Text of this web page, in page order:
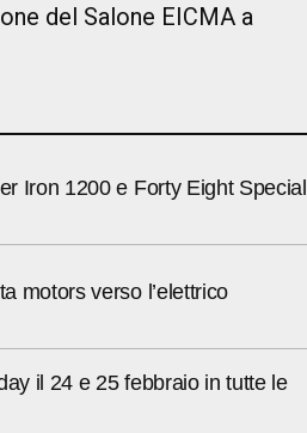
del Salone EICMA a
Iron 1200 e Forty Eight Special
motors verso l’elettrico
il 24 e 25 febbraio in tutte le